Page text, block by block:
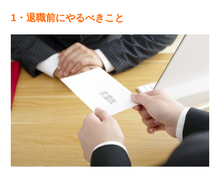
1・退職前にやるべきこと